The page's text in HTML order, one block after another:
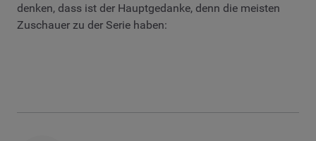
denken, dass ist der Hauptgedanke, denn die meisten
Zuschauer zu der Serie haben: